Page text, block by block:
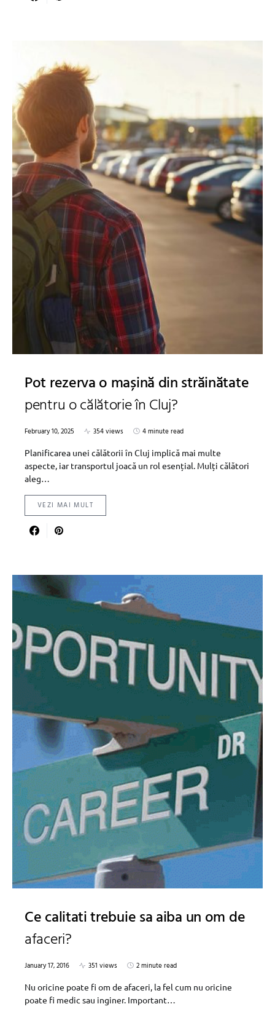
Pot rezerva o mașină din străinătate
pentru o călătorie în Cluj?
February 10, 2025 354 views
4 minute read
Planificarea unei călătorii în Cluj implică mai multe
aspecte, iar transportul joacă un rol esențial. Mulți călători
aleg…
VEZI MAI MULT
Ce calitati trebuie sa aiba un om de
afaceri?
January 17, 2016 351 views
2 minute read
Nu oricine poate fi om de afaceri, la fel cum nu oricine
poate fi medic sau inginer. Important…